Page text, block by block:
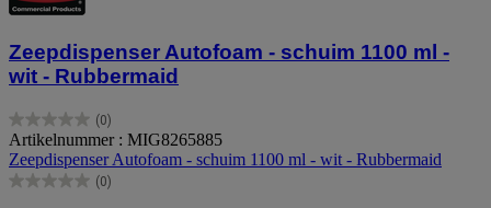
Zeepdispenser Autofoam - schuim 1100 ml -
wit - Rubbermaid
(0)
0.0
van
de
5
Artikelnummer : MIG8265885
Zeepdispenser Autofoam - schuim 1100 ml - wit - Rubbermaid
(0)
0.0